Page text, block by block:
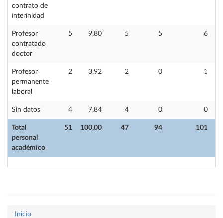
Total
personal
académico
51 100,00 47 94 101
contrato de
interinidad
Profesor
contratado
doctor
5 9,80 5 5 6
Profesor
permanente
laboral
2 3,92 2 0 1
Sin datos 4 7,84 4 0 0
Inicio